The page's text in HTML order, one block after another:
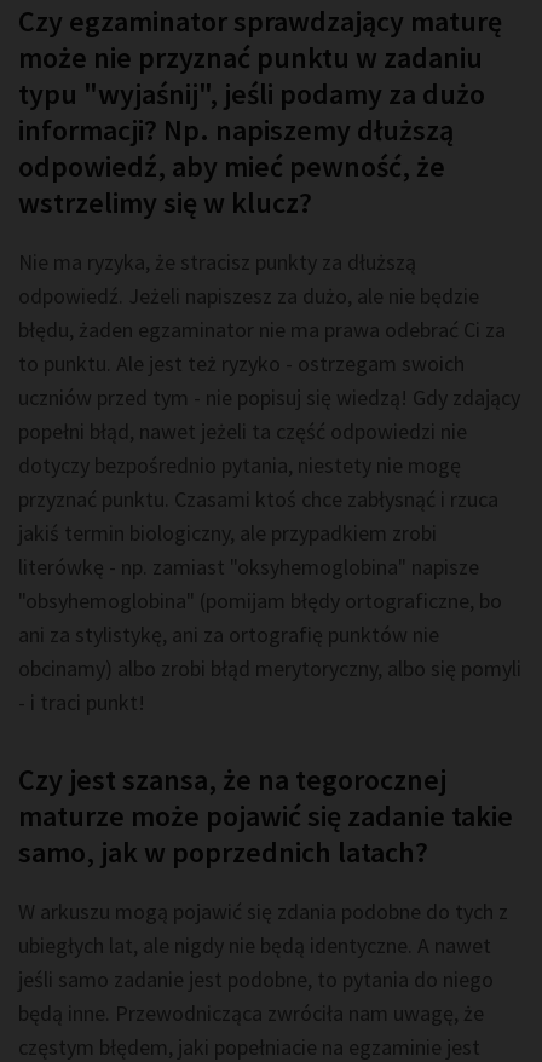
Czy egzaminator sprawdzający maturę
może nie przyznać punktu w zadaniu
typu "wyjaśnij", jeśli podamy za dużo
informacji? Np. napiszemy dłuższą
odpowiedź, aby mieć pewność, że
wstrzelimy się w klucz?
Nie ma ryzyka, że stracisz punkty za dłuższą
odpowiedź. Jeżeli napiszesz za dużo, ale nie będzie
błędu, żaden egzaminator nie ma prawa odebrać Ci za
to punktu. Ale jest też ryzyko - ostrzegam swoich
uczniów przed tym - nie popisuj się wiedzą! Gdy zdający
popełni błąd, nawet jeżeli ta część odpowiedzi nie
dotyczy bezpośrednio pytania, niestety nie mogę
przyznać punktu. Czasami ktoś chce zabłysnąć i rzuca
jakiś termin biologiczny, ale przypadkiem zrobi
literówkę - np. zamiast "oksyhemoglobina" napisze
"obsyhemoglobina" (pomijam błędy ortograficzne, bo
ani za stylistykę, ani za ortografię punktów nie
obcinamy) albo zrobi błąd merytoryczny, albo się pomyli
- i traci punkt!
Czy jest szansa, że na tegorocznej
maturze może pojawić się zadanie takie
samo, jak w poprzednich latach?
W arkuszu mogą pojawić się zdania podobne do tych z
ubiegłych lat, ale nigdy nie będą identyczne. A nawet
jeśli samo zadanie jest podobne, to pytania do niego
będą inne. Przewodnicząca zwróciła nam uwagę, że
częstym błędem, jaki popełniacie na egzaminie jest